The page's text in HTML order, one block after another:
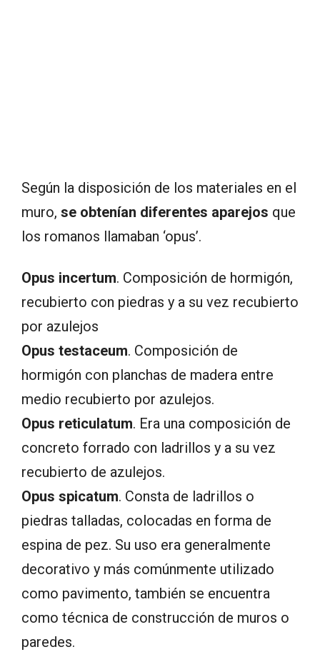
Según la disposición de los materiales en el
muro, se obtenían diferentes aparejos que
los romanos llamaban ‘opus’.
Opus incertum. Composición de hormigón,
recubierto con piedras y a su vez recubierto
por azulejos
Opus testaceum. Composición de
hormigón con planchas de madera entre
medio recubierto por azulejos.
Opus reticulatum. Era una composición de
concreto forrado con ladrillos y a su vez
recubierto de azulejos.
Opus spicatum. Consta de ladrillos o
piedras talladas, colocadas en forma de
espina de pez. Su uso era generalmente
decorativo y más comúnmente utilizado
como pavimento, también se encuentra
como técnica de construcción de muros o
paredes.